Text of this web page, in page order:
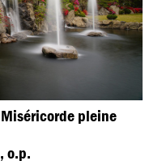
pleine
o.p.